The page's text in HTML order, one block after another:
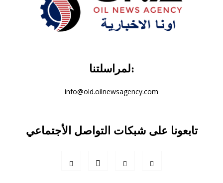
لمراسلتنا:
info@old.oilnewsagency.com
تابعونا على شبكات التواصل الأجتماعي